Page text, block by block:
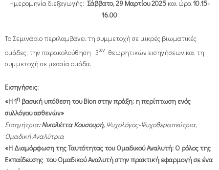
Ημερομηνία διεξαγωγής: Σάββατο, 29 Μαρτίου 2025 και ώρα 10.15-
16.00
Το Σεμινάριο περιλαμβάνει τη συμμετοχή σε μικρές βιωματικές
ομάδες, την παρακολούθηση 3ων θεωρητικών εισηγήσεων και τη
συμμετοχή σε μεσαία ομάδα.
Εισηγήσεις:
«Η 1η βασική υπόθεση του Bion στην πράξη: η περίπτωση ενός
συλλόγου ασθενών»
Εισηγήτρια: Νικολέττα Κουσουρή, Ψυχολόγος-Ψυχοθεραπεύτρια,
Ομαδική Αναλύτρια
«Η Διαμόρφωση της Ταυτότητας του Ομαδικού Αναλυτή: Ο ρόλος της
Εκπαίδευσης του Ομαδικού Αναλυτή στην πρακτική εφαρμογή σε ένα